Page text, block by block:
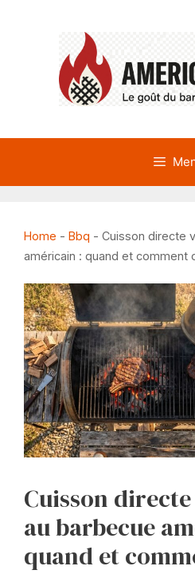
Home - Bbq - Cuisson directe
américain : quand et comment
Cuisson
au barbecue
quand et